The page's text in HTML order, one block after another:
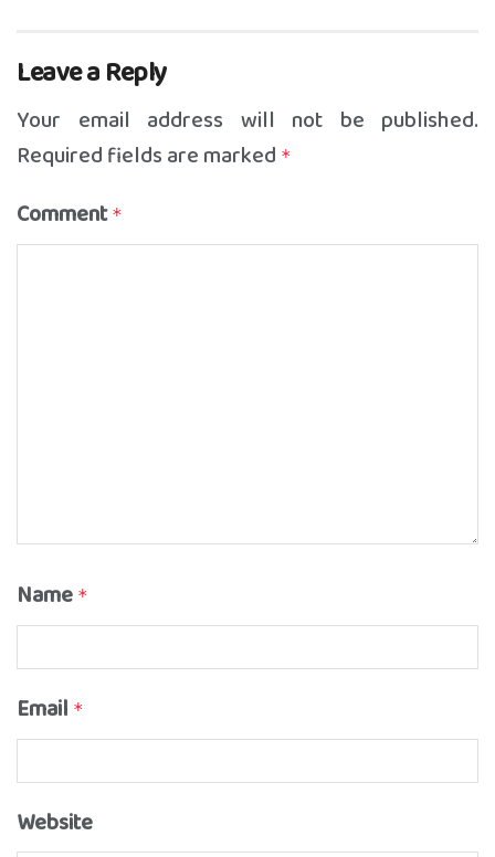
Leave a Reply
Your email address will not be published.
Required fields are marked *
Comment *
Name *
Email *
Website